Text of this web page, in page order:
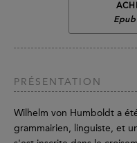
PRÉSENTATION
Wilhelm von Humboldt a
grammairien, linguiste, et